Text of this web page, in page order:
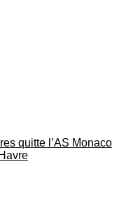
quitte l’AS Monaco